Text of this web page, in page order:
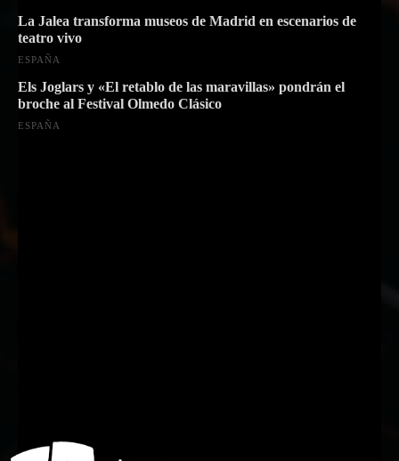
La Jalea transforma museos de Madrid en escenarios de
teatro vivo
ESPAÑA
Els Joglars y «El retablo de las maravillas» pondrán el
broche al Festival Olmedo Clásico
ESPAÑA